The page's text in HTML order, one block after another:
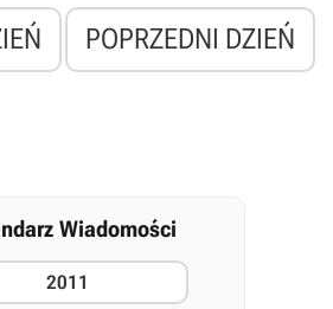
POPRZEDNI DZIEŃ
Wiadomości
2011